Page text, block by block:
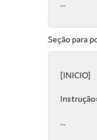
...
Seção para
[INICIO]
...